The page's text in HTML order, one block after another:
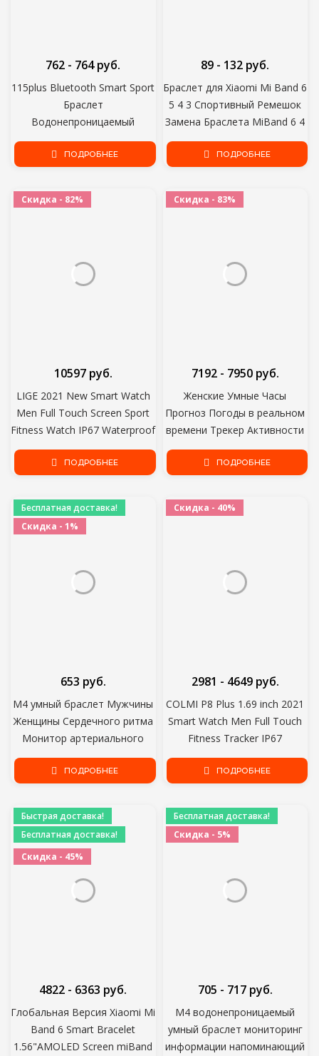
115plus Bluetooth Smart Sport
Браслет
Водонепроницаемый
Сердечный Ритм Кислород
Крови Взрослый Кровяное
Браслет Мониторинг
762 - 764 руб.
ПОДРОБНЕЕ
Браслет для Xiaomi Mi Band 6
5 4 3 Спортивный Ремешок
Замена Браслета MiBand 6 4
band5 Ремешок для xiaomi Mi
Band 4 3 ремешок
89 - 132 руб.
ПОДРОБНЕЕ
Скидка - 82%
LIGE 2021 New Smart Watch
Men Full Touch Screen Sport
Fitness Watch IP67 Waterproof
Bluetooth For Android ios
smartwatch Men+box
10597 руб.
ПОДРОБНЕЕ
Скидка - 83%
Женские Умные Часы
Прогноз Погоды в реальном
времени Трекер Активности
Монитор сердечного ритма
Спортивные Женские умные
IOS
7192 - 7950 руб.
ПОДРОБНЕЕ
Бесплатная доставка!
Скидка - 1%
M4 умный браслет Мужчины
Женщины Сердечного ритма
Монитор артериального
давления цветной экран
сердечного ритма
IP67 водонепроницаемый
браслет
653 руб.
ПОДРОБНЕЕ
Скидка - 40%
COLMI P8 Plus 1.69 inch 2021
Smart Watch Men Full Touch
Fitness Tracker IP67
Waterproof Women GTS 2
Smartwatch для телефона
2981 - 4649 руб.
ПОДРОБНЕЕ
Быстрая доставка!
Бесплатная доставка!
Скидка - 45%
Глобальная Версия Xiaomi Mi
Band 6 Smart Bracelet
1.56"AMOLED Screen miBand
4822 - 6363 руб.
Бесплатная доставка!
Скидка - 5%
M4 водонепроницаемый
умный браслет мониторинг
информации напоминающий
705 - 717 руб.